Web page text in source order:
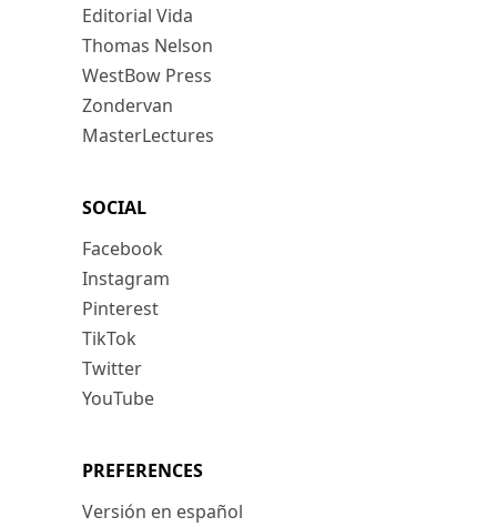
Editorial Vida
Thomas Nelson
WestBow Press
Zondervan
MasterLectures
SOCIAL
Facebook
Instagram
Pinterest
TikTok
Twitter
YouTube
PREFERENCES
Versión en español